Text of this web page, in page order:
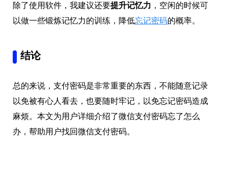
除了使用软件，我建议还要提升记忆力 ，空闲的时候可
以做一些锻炼记忆力的训练，降低忘记密码的概率。
结论
总的来说，支付密码是非常重要的东西，不能随意记录
以免被有心人看去，也要随时牢记，以免忘记密码造成
麻烦。本文为用户详细介绍了微信支付密码忘了怎么
办，帮助用户找回微信支付密码。